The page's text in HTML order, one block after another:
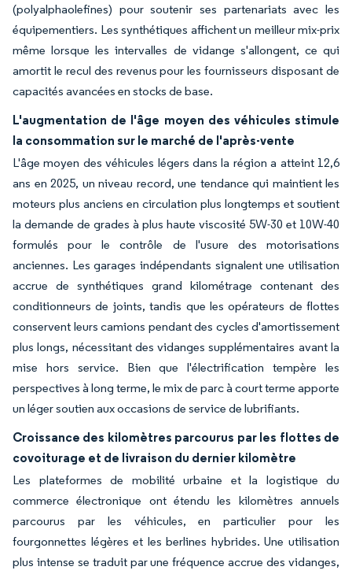
(polyalphaolefines) pour soutenir ses partenariats avec les
équipementiers. Les synthétiques affichent un meilleur mix-prix
même lorsque les intervalles de vidange s'allongent, ce qui
amortit le recul des revenus pour les fournisseurs disposant de
capacités avancées en stocks de base.
L'augmentation de l'âge moyen des véhicules stimule
la consommation sur le marché de l'après-vente
L'âge moyen des véhicules légers dans la région a atteint 12,6
ans en 2025, un niveau record, une tendance qui maintient les
moteurs plus anciens en circulation plus longtemps et soutient
la demande de grades à plus haute viscosité 5W-30 et 10W-40
formulés pour le contrôle de l'usure des motorisations
anciennes. Les garages indépendants signalent une utilisation
accrue de synthétiques grand kilométrage contenant des
conditionneurs de joints, tandis que les opérateurs de flottes
conservent leurs camions pendant des cycles d'amortissement
plus longs, nécessitant des vidanges supplémentaires avant la
mise hors service. Bien que l'électrification tempère les
perspectives à long terme, le mix de parc à court terme apporte
un léger soutien aux occasions de service de lubrifiants.
Croissance des kilomètres parcourus par les flottes de
covoiturage et de livraison du dernier kilomètre
Les plateformes de mobilité urbaine et la logistique du
commerce électronique ont étendu les kilomètres annuels
parcourus par les véhicules, en particulier pour les
fourgonnettes légères et les berlines hybrides. Une utilisation
plus intense se traduit par une fréquence accrue des vidanges,